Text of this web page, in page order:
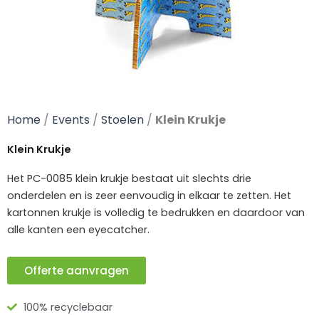
Home / Events / Stoelen / Klein Krukje
Klein Krukje
Het PC-0085 klein krukje bestaat uit slechts drie
onderdelen en is zeer eenvoudig in elkaar te zetten. Het
kartonnen krukje is volledig te bedrukken en daardoor van
alle kanten een eyecatcher.
Offerte aanvragen
100% recyclebaar